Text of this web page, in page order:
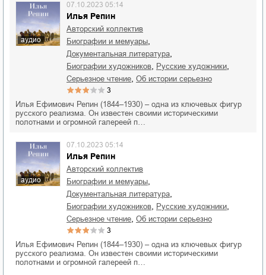
аудио
Илья Репин
07.10.2023 05:14
Авторский коллектив
биографии и мемуары
документальная литература
биографии художников русские художники
серьезное чтение об истории серьезно
3
Илья Ефимович Репин (1844–1930) – одна из ключевых фигур
русского реализма. Он известен своими историческими
полотнами и огромной галереей п…
аудио
Илья Репин
07.10.2023 05:14
Авторский коллектив
биографии и мемуары
документальная литература
биографии художников русские художники
серьезное чтение об истории серьезно
3
Илья Ефимович Репин (1844–1930) – одна из ключевых фигур
русского реализма. Он известен своими историческими
полотнами и огромной галереей п…